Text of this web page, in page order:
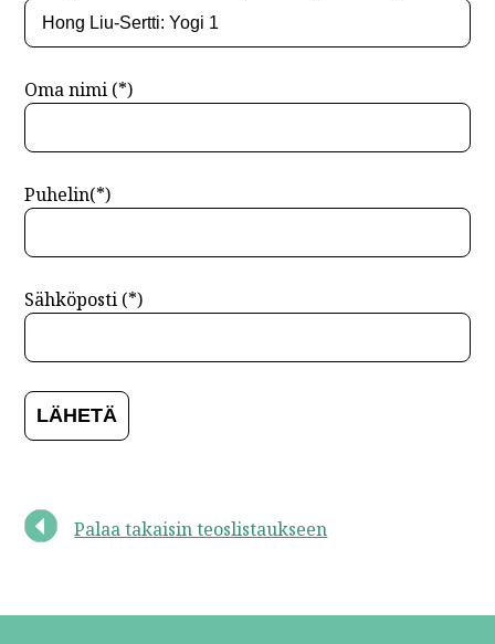
Oma nimi (*)
Puhelin(*)
Sähköposti (*)
Palaa takaisin teoslistaukseen